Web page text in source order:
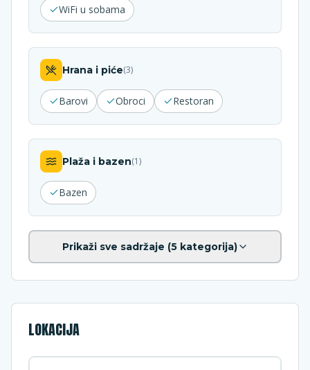
WiFi u sobama
Hrana i piće(3)
Barovi Obroci Restoran
Plaža i bazen(1)
Bazen
Prikaži sve sadržaje (5kategorija)
LOKACIJA